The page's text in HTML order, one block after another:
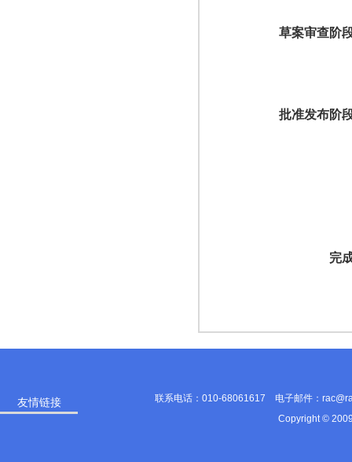
草案审查阶
批准发布阶
完
友情链接
联系电话：010-68061617 电子邮件：
Copyright ©